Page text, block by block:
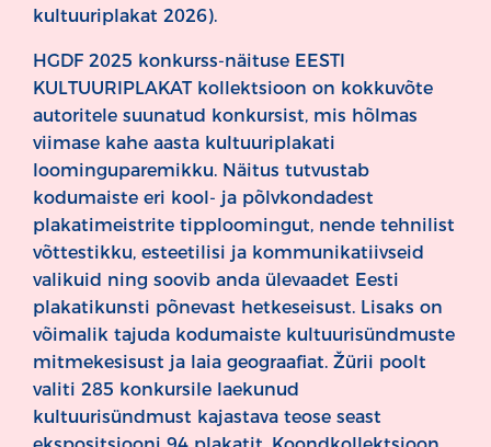
kultuuriplakat 2026).
HGDF 2025 konkurss-näituse EESTI
KULTUURIPLAKAT kollektsioon on kokkuvõte
autoritele suunatud konkursist, mis hõlmas
viimase kahe aasta kultuuriplakati
loominguparemikku. Näitus tutvustab
kodumaiste eri kool- ja põlvkondadest
plakatimeistrite tipploomingut, nende tehnilist
võttestikku, esteetilisi ja kommunikatiivseid
valikuid ning soovib anda ülevaadet Eesti
plakatikunsti põnevast hetkeseisust. Lisaks on
võimalik tajuda kodumaiste kultuurisündmuste
mitmekesisust ja laia geograafiat. Žürii poolt
valiti 285 konkursile laekunud
kultuurisündmust kajastava teose seast